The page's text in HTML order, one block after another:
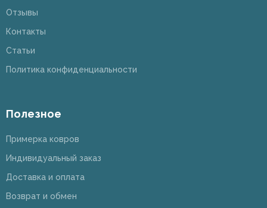
Отзывы
Контакты
Статьи
Политика конфиденциальности
Полезное
Примерка ковров
Индивидуальный заказ
Доставка и оплата
Возврат и обмен